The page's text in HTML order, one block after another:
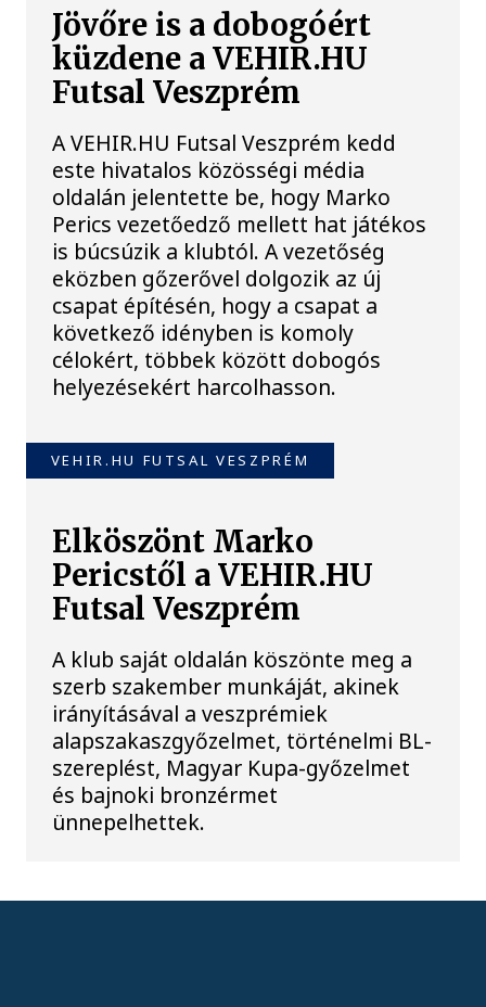
Jövőre is a dobogóért
küzdene a VEHIR.HU
Futsal Veszprém
A VEHIR.HU Futsal Veszprém kedd
este hivatalos közösségi média
oldalán jelentette be, hogy Marko
Perics vezetőedző mellett hat játékos
is búcsúzik a klubtól. A vezetőség
eközben gőzerővel dolgozik az új
csapat építésén, hogy a csapat a
következő idényben is komoly
célokért, többek között dobogós
helyezésekért harcolhasson.
VEHIR.HU FUTSAL VESZPRÉM
Elköszönt Marko
Pericstől a VEHIR.HU
Futsal Veszprém
A klub saját oldalán köszönte meg a
szerb szakember munkáját, akinek
irányításával a veszprémiek
alapszakaszgyőzelmet, történelmi BL-
szereplést, Magyar Kupa-győzelmet
és bajnoki bronzérmet
ünnepelhettek.